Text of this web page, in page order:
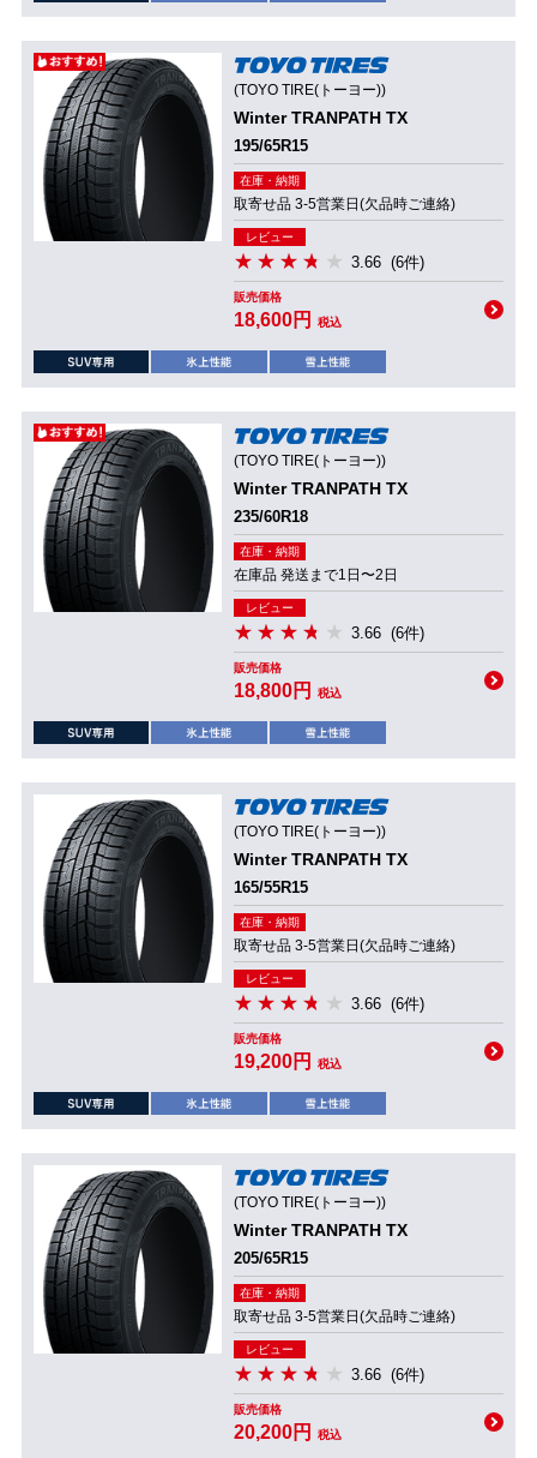
(TOYO TIRE(トーヨー))
Winter TRANPATH TX
195/65R15
在庫・納期
取寄せ品 3-5営業日(欠品時ご連絡)
レビュー
3.66 (6件)
販売価格
18,600円 税込
(TOYO TIRE(トーヨー))
Winter TRANPATH TX
235/60R18
在庫・納期
在庫品 発送まで1日〜2日
レビュー
3.66 (6件)
販売価格
18,800円 税込
(TOYO TIRE(トーヨー))
Winter TRANPATH TX
165/55R15
在庫・納期
取寄せ品 3-5営業日(欠品時ご連絡)
レビュー
3.66 (6件)
販売価格
19,200円 税込
(TOYO TIRE(トーヨー))
Winter TRANPATH TX
205/65R15
在庫・納期
取寄せ品 3-5営業日(欠品時ご連絡)
レビュー
3.66 (6件)
販売価格
20,200円 税込